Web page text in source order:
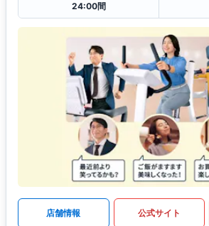
24:00間
店舗情報 公式サイト